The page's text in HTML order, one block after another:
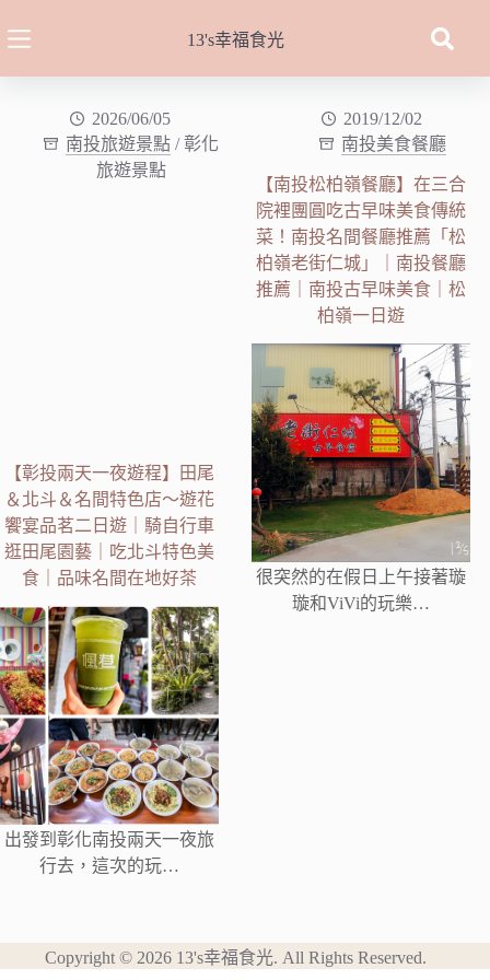
至
13's幸福食光
2026/06/05
南投旅遊景點 /彰化
旅遊景點
【彰投兩天一夜遊程】田尾
＆北斗＆名間特色店～遊花
饗宴品茗二日遊｜騎自行車
逛田尾園藝｜吃北斗特色美
食｜品味名間在地好茶
出發到彰化南投兩天一夜旅
行去，這次的玩…
2019/12/02
南投美食餐廳
【南投松柏嶺餐廳】在三合
院裡團圓吃古早味美食傳統
菜！南投名間餐廳推薦「松
柏嶺老街仁城」｜南投餐廳
推薦｜南投古早味美食｜松
柏嶺一日遊
很突然的在假日上午接著璇
璇和ViVi的玩樂…
Copyright © 2026 13's幸福食光. All Rights Reserved.